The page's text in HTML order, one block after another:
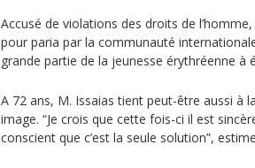
Accusé de violations des droits de
pour paria par la communauté
grande partie de la jeunesse érythréenne à
A 72 ans, M. Issaias tient peut-être aussi à
image. “Je crois que cette fois-ci il est
conscient que c’est la seule solution”,